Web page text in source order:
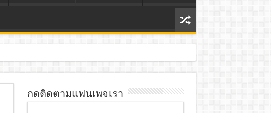
กดติดตามแฟนเพจเรา